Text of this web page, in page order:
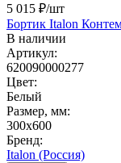
5 015 ₽/шт
Бортик Italon
В наличии
Артикул:
620090000277
Цвет:
Белый
Размер, мм:
300x600
Бренд:
Italon (Россия)